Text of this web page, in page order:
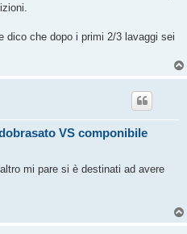
dico che dopo i primi 2/3 lavaggi sei
VS componibile
mi pare si è destinati ad avere